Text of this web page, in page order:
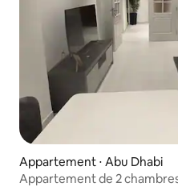
Appartement ⋅ Abu Dhabi
Appartement de 2